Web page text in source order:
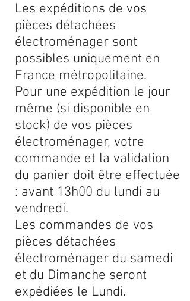
Les expéditions de vos
pièces détachées
électroménager sont
possibles uniquement en
France métropolitaine.
Pour une expédition le jour
même (si disponible en
stock) de vos pièces
électroménager, votre
commande et la validation
du panier doit être effectuée
: avant 13h00 du lundi au
vendredi.
Les commandes de vos
pièces détachées
électroménager du samedi
et du Dimanche seront
expédiées le Lundi.